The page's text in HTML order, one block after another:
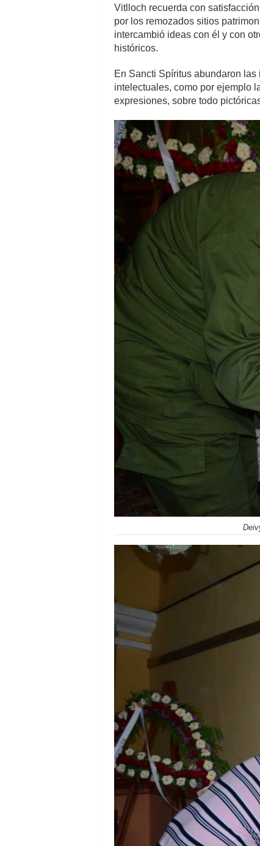
Vitlloch recuerda con
por los remozados sitios
intercambió ideas con él y con
históricos.
En Sancti Spíritus abundaron
intelectuales, como por ejemplo
expresiones, sobre todo